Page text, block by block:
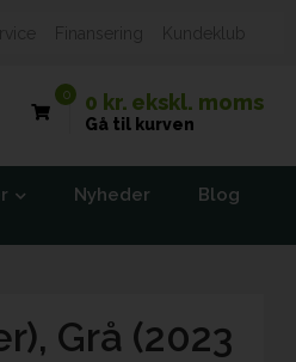
0 0 kr. ekskl. moms
Gå til kurven
Nyheder Blog
Grå (2023